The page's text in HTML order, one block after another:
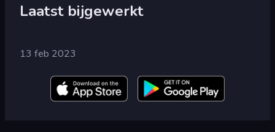
Laatst bijgewerkt
13 feb 2023